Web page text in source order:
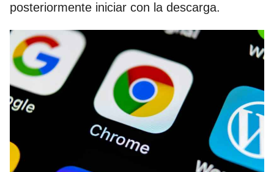
posteriormente iniciar con la descarga.